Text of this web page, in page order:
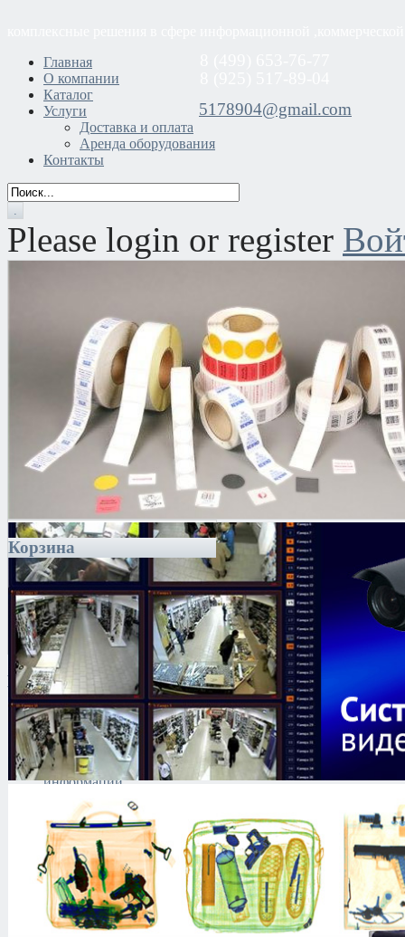
5178904@gmail.com
Главная
О компании
Каталог
Услуги
Доставка и оплата
Аренда оборудования
Контакты
Please login or register
Корзина
Каталог
Антитеррористическое
оборудование
Поиск и выявление
каналов утечки
информации
Технические средства
защиты информации
Тепловизоры
Тепловизоры для
поиска утечек газа
Тепловизоры для
контроля
транспортных
потоков